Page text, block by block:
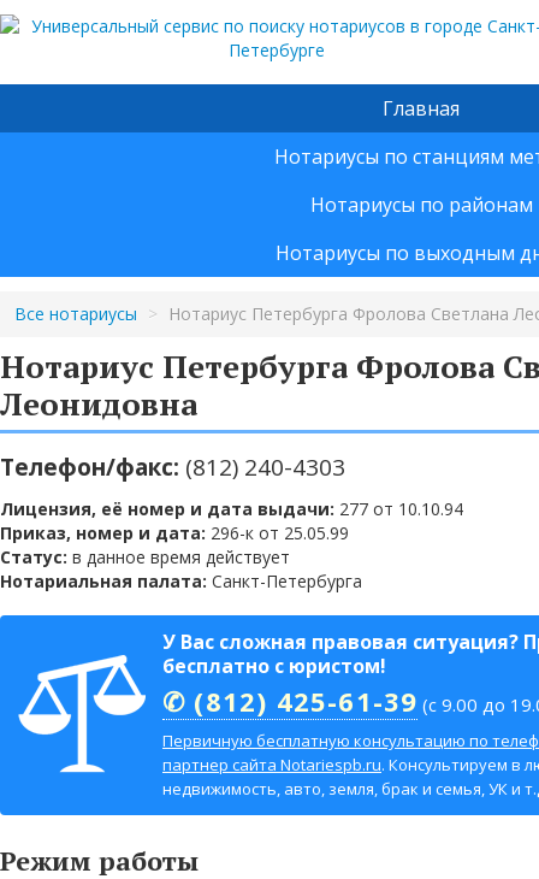
Главная
Нотариусы по станциям
Нотариусы по районам
Нотариусы по выходным
Все нотариусы > Нотариус Петербурга Фролова Светлана
Нотариус Петербурга Фролова
Леонидовна
Телефон/факс: (812) 240-4303
Лицензия, её номер и дата выдачи: 277 от 10.10.94
Приказ, номер и дата: 296-к от 25.05.99
Статус: в данное время действует
Нотариальная палата: Санкт-Петербурга
У Вас сложная правовая ситуация?
бесплатно с юристом!
✆ (812) 425-61-39 (с 9.00 до
Первичную бесплатную консультацию по
партнер сайта Notariespb.ru. Консультируем в
недвижимость, авто, земля, брак и семья, УК и
Режим работы